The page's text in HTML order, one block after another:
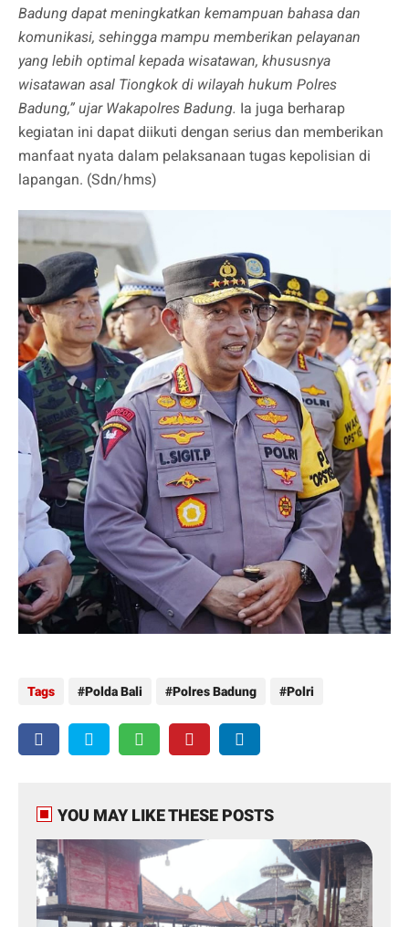
Badung dapat meningkatkan kemampuan bahasa dan
komunikasi, sehingga mampu memberikan pelayanan
yang lebih optimal kepada wisatawan, khususnya
wisatawan asal Tiongkok di wilayah hukum Polres
Badung,” ujar Wakapolres Badung. Ia juga berharap
kegiatan ini dapat diikuti dengan serius dan memberikan
manfaat nyata dalam pelaksanaan tugas kepolisian di
lapangan. (Sdn/hms)
Tags Polda Bali Polres Badung Polri
YOU MAY LIKE THESE POSTS